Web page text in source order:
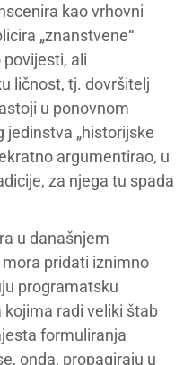
kao vrhovni
„znanstvene“
povijesti, ali
ličnost, tj. dovršitelj
u ponovnom
„historijske
argumentirao, u
za njega tu spada
u današnjem
pridati iznimno
programatsku
radi veliki štab
formuliranja
onda, propagiraju u